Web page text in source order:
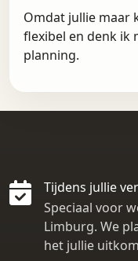
Omdat jullie maar
flexibel en denk ik
planning.
Tijdens jullie
Speciaal voor
Limburg. We
het jullie